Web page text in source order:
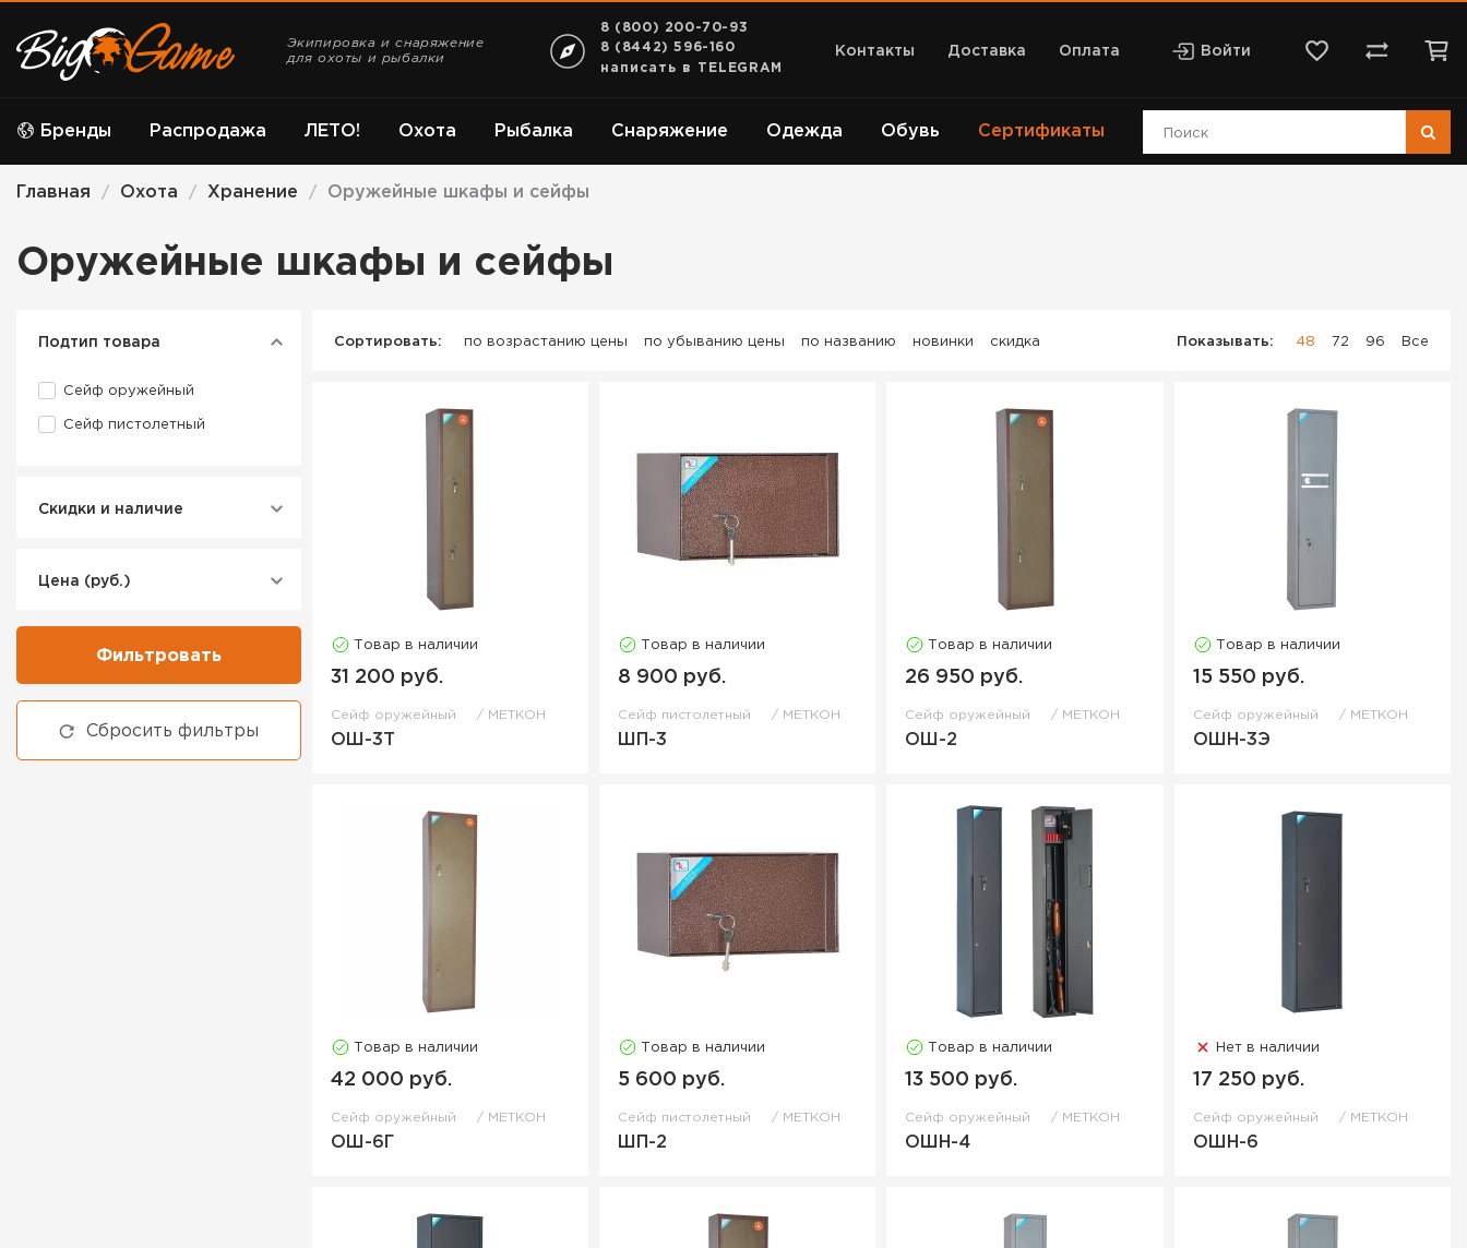
Экипировка и снаряжение
для охоты и рыбалки
8 (800) 200-70-93
8 (8442) 596-160
написать в TELEGRAM
Контакты Доставка Оплата Войти
Бренды ЛЕТО! Охота Рыбалка Снаряжение Одежда Обувь
Распродажа Сертификаты
Главная / Охота / Хранение / Оружейные шкафы и сейфы
Оружейные шкафы и сейфы
Подтип товара
Сейф оружейный
Сейф пистолетный
Скидки и наличие
Цена (руб.)
Фильтровать
Сбросить фильтры
Сортировать: по возрастанию цены по убыванию цены по названию новинки скидка Показывать: 48 72 96 Все
Товар в наличии
31 200 руб.
Сейф оружейный МЕТКОН
ОШ-3Т
Товар в наличии
8 900 руб.
Сейф пистолетный МЕТКОН
ШП-3
Товар в наличии
26 950 руб.
Сейф оружейный МЕТКОН
ОШ-2
Товар в наличии
15 550 руб.
Сейф оружейный МЕТКОН
ОШН-3Э
Товар в наличии
42 000 руб.
Сейф оружейный МЕТКОН
ОШ-6Г
Товар в наличии
5 600 руб.
Сейф пистолетный МЕТКОН
ШП-2
Товар в наличии
13 500 руб.
Сейф оружейный МЕТКОН
ОШН-4
Нет в наличии
17 250 руб.
Сейф оружейный МЕТКОН
ОШН-6